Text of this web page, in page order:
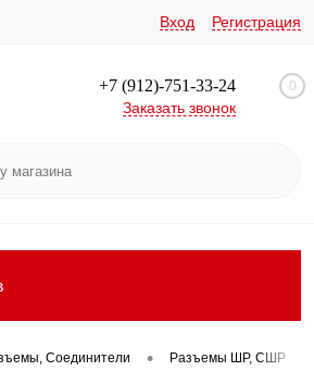
Вход Регистрация
+7 (912)-751-33-24
Заказать звонок
0
Соединители • Разъемы ШР, СШР